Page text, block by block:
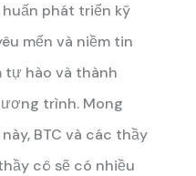
phát triển kỹ
mến và niềm tin
tự hào và thành
trình. Mong
BTC và các thầy
cô sẽ có nhiều